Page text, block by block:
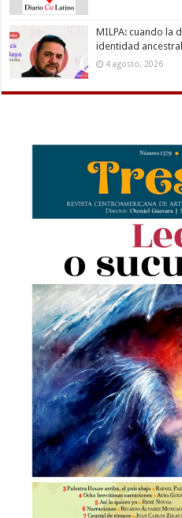
MILPA: cuando la
identidad
4 agosto, 2026